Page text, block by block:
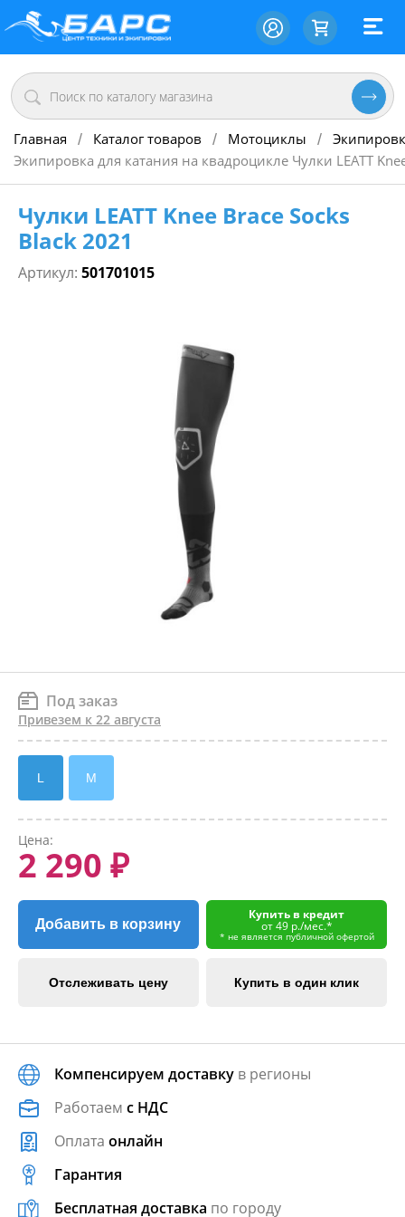
Главная / Каталог товаров / Мотоциклы /
Экипировка для катания на квадроцикле Чулки LEATT
Чулки LEATT Knee Brace Socks
Black 2021
Артикул: 501701015
Под заказ
Привезем к 22 августа
L M
Цена:
2 290 ₽
Добавить в корзину
Купить в кредит
от 49 р./мес.*
* не является публичной офертой
Отслеживать цену Купить в один клик
Компенсируем доставку в регионы
Работаем с НДС
Оплата онлайн
Гарантия
Бесплатная доставка по городу